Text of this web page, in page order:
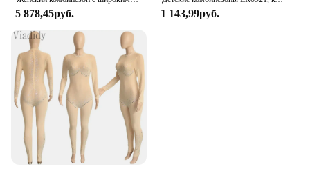
5 878,45руб. 1 143,99руб.